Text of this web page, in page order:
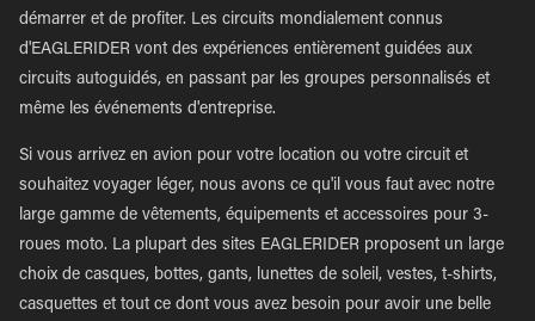
démarrer et de profiter. Les circuits mondialement connus
d'EAGLERIDER vont des expériences entièrement guidées aux
circuits autoguidés, en passant par les groupes personnalisés et
même les événements d'entreprise.
Si vous arrivez en avion pour votre location ou votre circuit et
souhaitez voyager léger, nous avons ce qu'il vous faut avec notre
large gamme de vêtements, équipements et accessoires pour 3-
roues moto. La plupart des sites EAGLERIDER proposent un large
choix de casques, bottes, gants, lunettes de soleil, vestes, t-shirts,
casquettes et tout ce dont vous avez besoin pour avoir une belle